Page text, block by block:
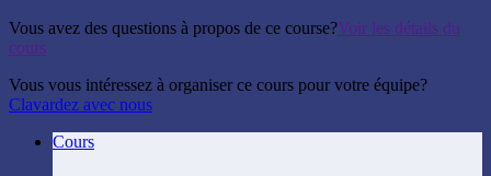
Vous avez des questions à propos de ce course?Voir les détails du
cours
Vous vous intéressez à organiser ce cours pour votre équipe?
Clavardez avec nous
Close
Cours